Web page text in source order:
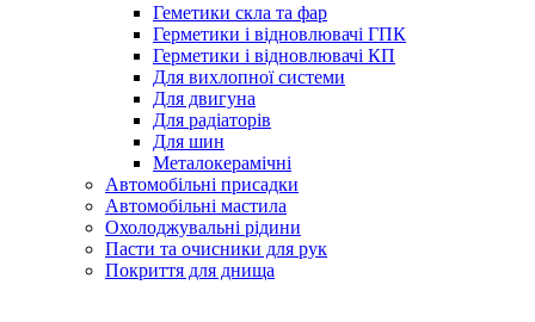
Геметики скла та фар
Герметики і відновлювачі ГПК
Герметики і відновлювачі КП
Для вихлопної системи
Для двигуна
Для радіаторів
Для шин
Металокерамічні
Автомобільні присадки
Автомобільні мастила
Охолоджувальні рідини
Пасти та очисники для рук
Покриття для днища